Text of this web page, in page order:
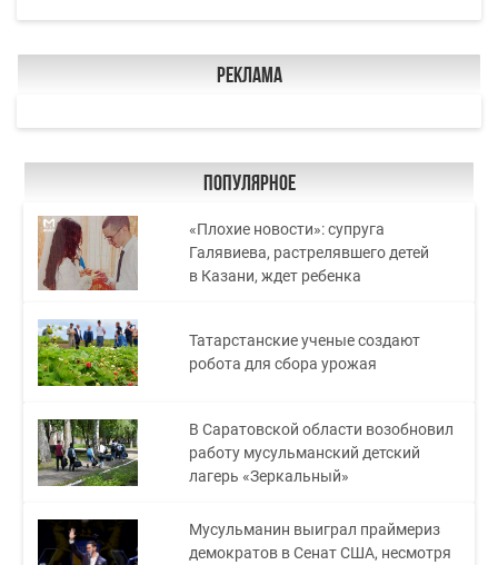
Реклама
Популярное
«Плохие новости»: супруга
Галявиева, растрелявшего детей
в Казани, ждет ребенка
Татарстанские ученые создают
робота для сбора урожая
В Саратовской области возобновил
работу мусульманский детский
лагерь «Зеркальный»
Мусульманин выиграл праймериз
демократов в Сенат США, несмотря